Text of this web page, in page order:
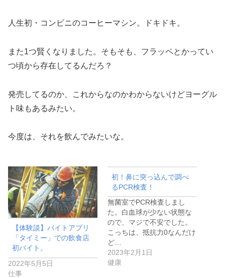
人生初・コンビニのコーヒーマシン。ドキドキ。
また1つ賢くなりました。そもそも、フラッペとかってい
つ頃から存在してるんだろ？
発売してるのか、これからなのかわからないけどヨーグル
ト味もあるみたい。
今度は、それを飲んでみたいな。
【体験談】バイトアプリ
「タイミー」での飲食店
初バイト。
2022年5月5日
仕事
初！鼻に突っ込んで調べ
るPCR検査！
無菌室でPCR検査しまし
た。白血球が少ない状態な
ので、マジで不安でした。
こっちは、抵抗力0なんだけ
ど…
2023年2月1日
健康